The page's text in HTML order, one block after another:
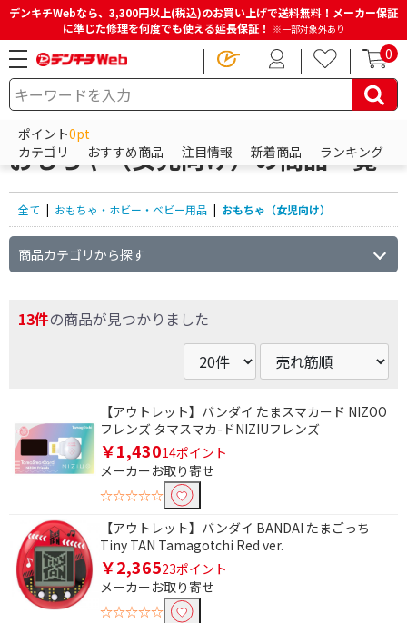
デンキチWebなら、3,300円以上(税込)のお買い上げで送料無料！メーカー保証
に準じた修理を何度でも使える延長保証！ ※一部対象外あり
0
ポイント0pt
カテゴリ
おすすめ商品 注目情報 新着商品 ランキング
HOME 商品一覧ページ おもちゃ・ホビー・ベビー用品
おもちゃ（女児向け）の商品一覧
全て | おもちゃ・ホビー・ベビー用品 | おもちゃ（女児向け）
商品カテゴリから探す
13件の商品が見つかりました
【アウトレット】バンダイ たまスマカード NIZOO
フレンズ タマスマカ-ドNIZIUフレンズ
￥1,43014ポイント
メーカーお取り寄せ
☆☆☆☆☆
【アウトレット】バンダイ BANDAI たまごっち
Tiny TAN Tamagotchi Red ver.
￥2,36523ポイント
メーカーお取り寄せ
☆☆☆☆☆